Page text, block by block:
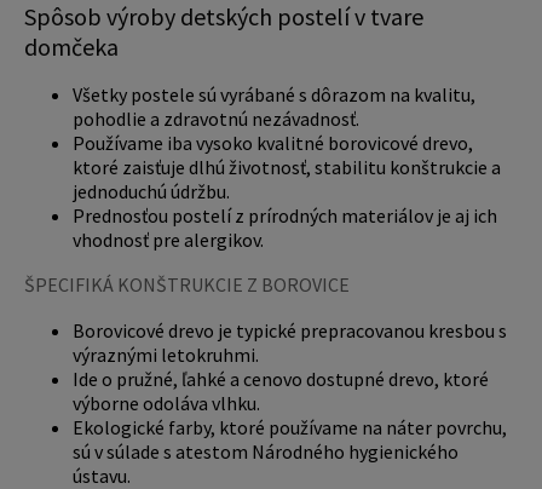
Spôsob výroby detských postelí v tvare
domčeka
Všetky postele sú vyrábané s dôrazom na kvalitu,
pohodlie a zdravotnú nezávadnosť.
Používame iba vysoko kvalitné borovicové drevo,
ktoré zaisťuje dlhú životnosť, stabilitu konštrukcie a
jednoduchú údržbu.
Prednosťou postelí z prírodných materiálov je aj ich
vhodnosť pre alergikov.
ŠPECIFIKÁ KONŠTRUKCIE Z BOROVICE
Borovicové drevo je typické prepracovanou kresbou s
výraznými letokruhmi.
Ide o pružné, ľahké a cenovo dostupné drevo, ktoré
výborne odoláva vlhku.
Ekologické farby, ktoré používame na náter povrchu,
sú v súlade s atestom Národného hygienického
ústavu.